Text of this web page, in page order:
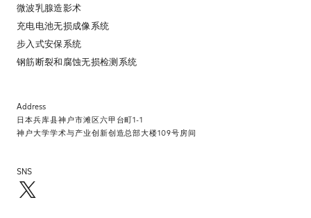
微波乳腺造影术​
充电电池无损成像系统​
步入式安保系统​
钢筋断裂和腐蚀无损检测系统​
Address
日本兵库县神户市滩区六甲台町1-1​
神户大学学术与产业创新创造总部大楼109号房间​
SNS